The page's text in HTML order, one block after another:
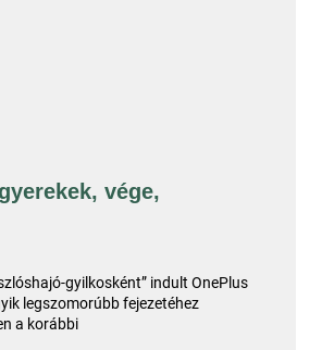
vége,
gyilkosként” indult OnePlus
legszomorúbb fejezetéhez
a korábbi